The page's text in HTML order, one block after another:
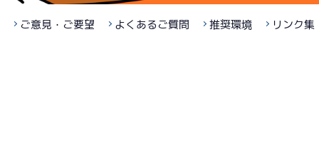
ご意見・ご要望 よくあるご質問 推奨環境 リンク集